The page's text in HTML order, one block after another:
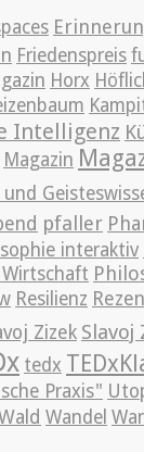
Friedenspreis
Horx
Intelligenz
Magazin
pfaller
interaktiv
Resilienz
Zizek Slavoj
tedx
Praxis"
Wandel